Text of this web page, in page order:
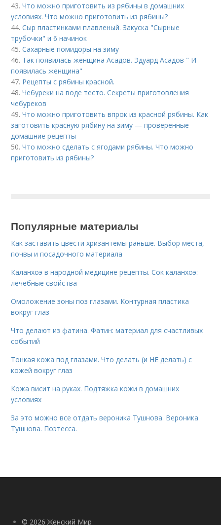
43.Что можно приготовить из рябины в домашних
условиях. Что можно приготовить из рябины?
44.Сыр пластинками плавленый. Закуска "Сырные
трубочки" и 6 начинок
45.Сахарные помидоры на зиму
46. Так появилась женщина Асадов. Эдуард Асадов " И
появилась женщина"
47. Рецепты с рябины красной.
48.Чебуреки на воде тесто. Секреты приготовления
чебуреков
49.Что можно приготовить впрок из красной рябины. Как
заготовить красную рябину на зиму — проверенные
домашние рецепты
50.Что можно сделать с ягодами рябины. Что можно
приготовить из рябины?
Популярные материалы
Как заставить цвести хризантемы раньше. Выбор места,
почвы и посадочного материала
Каланхоэ в народной медицине рецепты. Сок каланхоэ:
лечебные свойства
Омоложение зоны поз глазами. Контурная пластика
вокруг глаз
Что делают из фатина. Фатин: материал для счастливых
событий
Тонкая кожа под глазами. Что делать (и НЕ делать) с
кожей вокруг глаз
Кожа висит на руках. Подтяжка кожи в домашних
условиях
За это можно все отдать вероника Тушнова. Вероника
Тушнова. Поэтесса.
© 2026 Женский Мир